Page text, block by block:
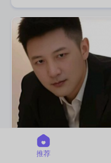
编号 1000692
推荐